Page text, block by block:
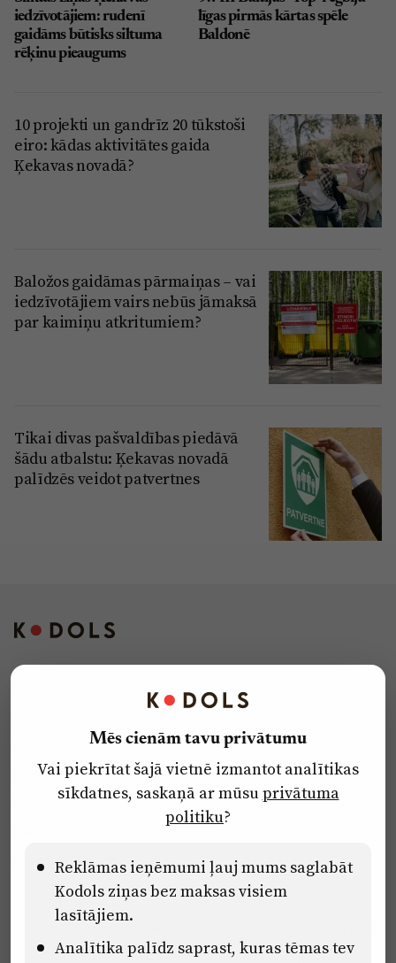
iedzīvotājiem: rudenī
gaidāms būtisks siltuma
rēķinu pieaugums
līgas pirmās kārtas spēle
Baldonē
10 projekti un gandrīz 20 tūkstoši
eiro: kādas aktivitātes gaida
Ķekavas novadā?
Baložos gaidāmas pārmaiņas – vai
iedzīvotājiem vairs nebūs jāmaksā
par kaimiņu atkritumiem?
Tikai divas pašvaldības piedāvā
šādu atbalstu: Ķekavas novadā
palīdzēs veidot patvertnes
Privātuma politika
Ētikas kodekss
Pārredzamības paziņojumi
Eiropas Savienības Atveseļošanas un noturības mehānisma plāna
2.2. reformu un investīciju virziena “Uzņēmumu digitālā
Mēs cienām tavu privātumu
Vai piekrītat šajā vietnē izmantot analītikas
sīkdatnes, saskaņā ar mūsuprivātuma
politiku?
Reklāmas ieņēmumi ļauj mums saglabāt
Kodols ziņas bez maksas visiem
lasītājiem.
Analītika palīdz saprast, kuras tēmas tev